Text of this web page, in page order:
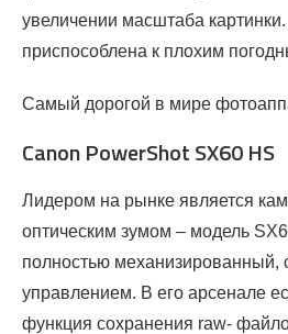
увеличении масштаба
приспособлена к плохим
Самый дорогой в мире
Canon PowerShot SX60 HS
Лидером на рынке является
оптическим зумом – модель
полностью механизированный,
управлением. В его арсенале
функция сохранения raw-